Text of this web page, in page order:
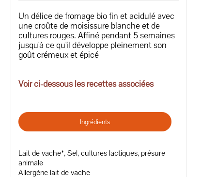
Un délice de fromage bio fin et acidulé avec
une croûte de moisissure blanche et de
cultures rouges. Affiné pendant 5 semaines
jusqu'à ce qu'il développe pleinement son
goût crémeux et épicé
Voir ci-dessous les recettes associées
Ingrédients
Lait de vache*, Sel, cultures lactiques, présure
animale
Allergène lait de vache